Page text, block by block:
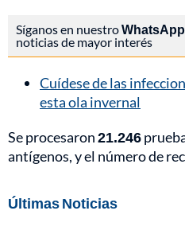
Síganos en nuestro
noticias de mayor interés
Cuídese de las
esta ola invernal
Se procesaron21.246
antígenos, y el número de
Últimas Noticias